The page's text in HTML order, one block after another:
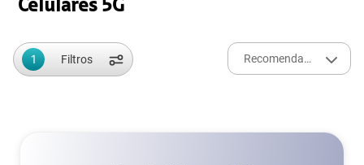
Celulares 5G
1 Filtros Recomendados